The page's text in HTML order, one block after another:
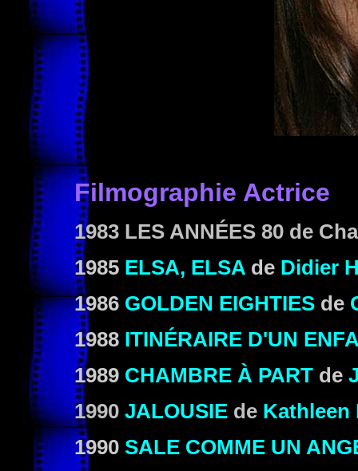
Filmographie Actrice
1983 LES ANNÉES 80 de
1985 ELSA, ELSA de Didier
1986 GOLDEN EIGHTIES de
1988 ITINÉRAIRE D'UN
1989 CHAMBRE À PART de
1990 JALOUSIE de Kathleen
1990 SALE COMME UN